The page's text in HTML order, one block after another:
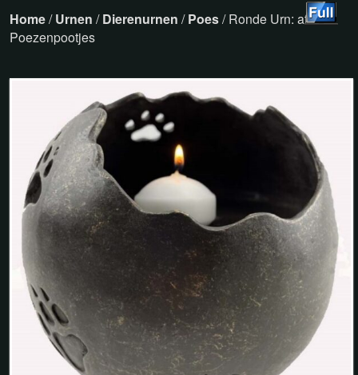
Home/Urnen /Dierenurnen /Poes/ Ronde Urn: afdruk
Poezenpootjes